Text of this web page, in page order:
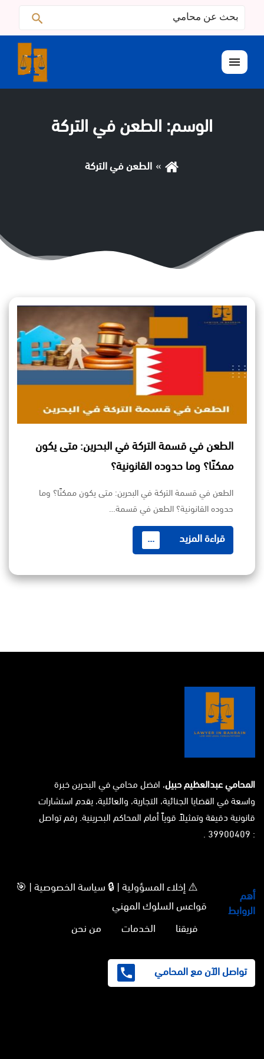
البحث
عن:
القائمة
الوسم: الطعن في التركة
الطعن في التركة
الطعن في قسمة التركة في البحرين: متى يكون
ممكنًا؟ وما حدوده القانونية؟
الطعن في قسمة التركة في البحرين: متى يكون ممكنًا؟ وما
حدوده القانونية؟ الطعن في قسمة…
قراءة المزيد ...
المحامي عبدالعظيم حبيل، افضل محامي في البحرين خبرة
واسعة في القضايا الجنائية، التجارية، والعائلية، يقدم استشارات
قانونية دقيقة وتمثيلاً قوياً أمام المحاكم البحرينية. رقم تواصل
: 39900409 .
أهم
الروابط
⚠️ إخلاء المسؤولية | 🔒 سياسة الخصوصية | 🎯
قواعس السلوك المهني
فريقنا
الخدمات من نحن
تواصل الآن مع المحامي